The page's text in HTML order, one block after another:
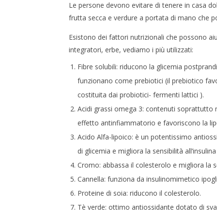
Le persone devono evitare di tenere in casa
frutta secca e verdure a portata di mano che
Esistono dei fattori nutrizionali che possono
integratori, erbe, vediamo i più utilizzati:
Fibre solubili: riducono la glicemia
funzionano come prebiotici (il prebiotico
costituita dai probiotici- fermenti lattici ).
Acidi grassi omega 3: contenuti soprattutto
effetto antinfiammatorio e favoriscono la
Acido Alfa-lipoico: è un potentissimo
di glicemia e migliora la sensibilità
Cromo: abbassa il colesterolo e migliora la
Cannella: funziona da insulinomimetico
Proteine di soia: riducono il colesterolo.
Tè verde: ottimo antiossidante dotato di